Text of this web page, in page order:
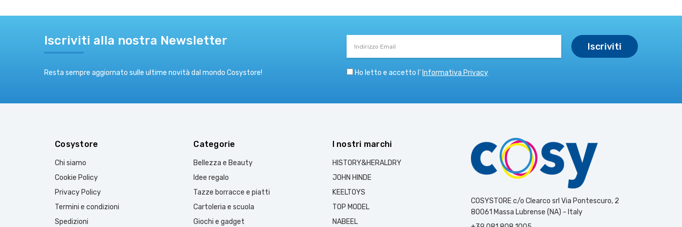
Iscriviti alla nostra Newsletter
Resta sempre aggiornato sulle ultime novità dal mondo Cosystore!
Email
Ho letto e accetto l’ Informativa Privacy
Cosystore
Chi siamo
Cookie Policy
Privacy Policy
Termini e condizioni
Spedizioni
Categorie
Bellezza e Beauty
Idee regalo
Tazze borracce e piatti
Cartoleria e scuola
Giochi e gadget
I nostri marchi
HISTORY&HERALDRY
JOHN HINDE
KEELTOYS
TOP MODEL
NABEEL
COSYSTORE c/o Clearco srl Via Pontescuro, 2
80061 Massa Lubrense (NA) - Italy